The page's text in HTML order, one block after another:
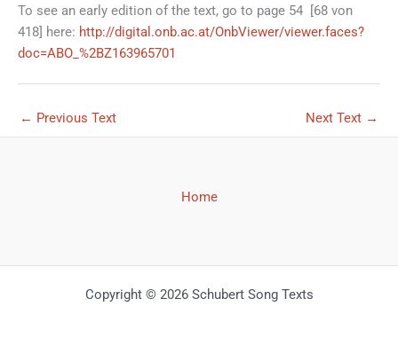
To see an early edition of the text, go to page 54 [68 von
418] here: http://digital.onb.ac.at/OnbViewer/viewer.faces?
doc=ABO_%2BZ163965701
← Previous Text Next Text →
Home
Copyright © 2026 Schubert Song Texts